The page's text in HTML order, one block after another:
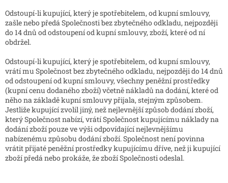
Odstoupí-li kupující, který je spotřebitelem, od kupní smlouvy,
zašle nebo předá Společnosti bez zbytečného odkladu, nejpozději
do 14 dnů od odstoupení od kupní smlouvy, zboží, které od ní
obdržel.
Odstoupí-li kupující, který je spotřebitelem, od kupní smlouvy,
vrátí mu Společnost bez zbytečného odkladu, nejpozději do 14 dnů
od odstoupení od kupní smlouvy, všechny peněžní prostředky
(kupní cenu dodaného zboží) včetně nákladů na dodání, které od
něho na základě kupní smlouvy přijala, stejným způsobem.
Jestliže kupující zvolil jiný, než nejlevnější způsob dodání zboží,
který Společnost nabízí, vrátí Společnost kupujícímu náklady na
dodání zboží pouze ve výši odpovídající nejlevnějšímu
nabízenému způsobu dodání zboží. Společnost není povinna
vrátit přijaté peněžní prostředky kupujícímu dříve, než ji kupující
zboží předá nebo prokáže, že zboží Společnosti odeslal.